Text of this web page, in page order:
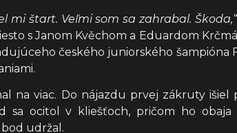
mi štart. Veľmi som sa zahrabal. Škoda,“
s Janom Kvěchom a Eduardom
českého juniorského šampióna
na viac. Do nájazdu prvej zákruty
sa ocitol v kliešťoch, pričom ho
udržal.